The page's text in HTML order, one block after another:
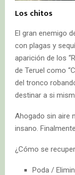
Los chitos
El gran enemigo
con plagas y
aparición de los
de Teruel como
del tronco
destinar a si
Ahogado sin aire
insano.
¿Cómo se
Poda /